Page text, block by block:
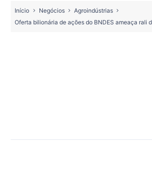
Início Negócios
Agroindústrias
Oferta bilionária de ações do BNDES ameaça rali